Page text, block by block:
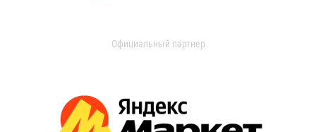
Официальный партнер